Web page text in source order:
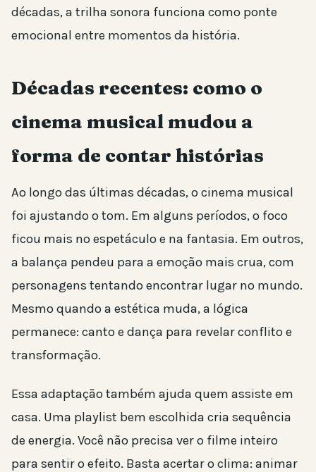
décadas, a trilha sonora funciona como ponte
emocional entre momentos da história.
Décadas recentes: como o
cinema musical mudou a
forma de contar histórias
Ao longo das últimas décadas, o cinema musical
foi ajustando o tom. Em alguns períodos, o foco
ficou mais no espetáculo e na fantasia. Em outros,
a balança pendeu para a emoção mais crua, com
personagens tentando encontrar lugar no mundo.
Mesmo quando a estética muda, a lógica
permanece: canto e dança para revelar conflito e
transformação.
Essa adaptação também ajuda quem assiste em
casa. Uma playlist bem escolhida cria sequência
de energia. Você não precisa ver o filme inteiro
para sentir o efeito. Basta acertar o clima: animar